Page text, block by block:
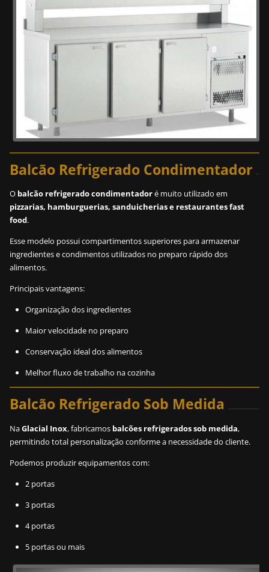
Balcão Refrigerado Condimentador
O balcão refrigerado condimentadoré muito utilizado em
pizzarias, hamburguerias, sanduicherias e restaurantes fast
food.
Esse modelo possui compartimentos superiores para armazenar
ingredientes e condimentos utilizados no preparo rápido dos
alimentos.
Principais vantagens:
Organização dos ingredientes
Maior velocidade no preparo
Conservação ideal dos alimentos
Melhor fluxo de trabalho na cozinha
Balcão Refrigerado Sob Medida
NaGlacial Inox, fabricamos balcões refrigerados sob medida,
permitindo total personalização conforme a necessidade do cliente.
Podemos produzir equipamentos com:
2 portas
3 portas
4 portas
5 portas ou mais